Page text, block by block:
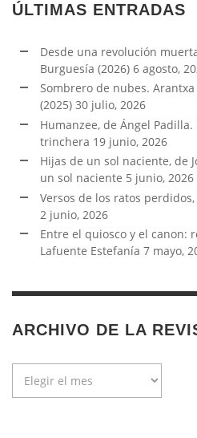
ÚLTIMAS ENTRADAS
Desde una revolución
Burguesía (2026) 6 agosto,
Sombrero de nubes.
(2025) 30 julio, 2026
Humanzee, de Ángel
trinchera 19 junio, 2026
Hijas de un sol naciente, de
un sol naciente 5 junio, 2026
Versos de los ratos
2 junio, 2026
Entre el quiosco y el canon:
Lafuente Estefanía 7 mayo,
ARCHIVO DE LA